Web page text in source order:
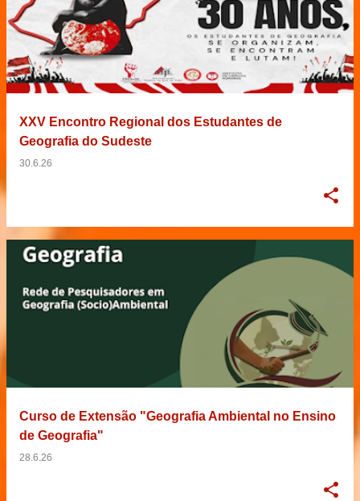
XXV Encontro Regional dos Estudantes de
Geografia do Sudeste
30.6.26
Curso de Extensão "Geografia Ambiental no Ensino
de Geografia"
28.6.26